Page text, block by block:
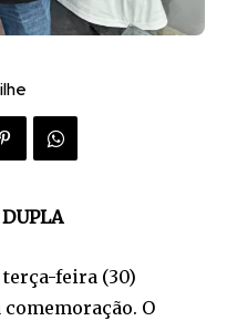
terça-feira (30)
O